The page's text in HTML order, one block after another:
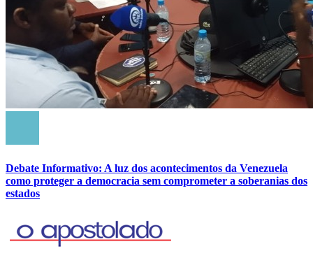
Debate Informativo: A luz dos acontecimentos da Venezuela
como proteger a democracia sem comprometer a soberanias dos
estados